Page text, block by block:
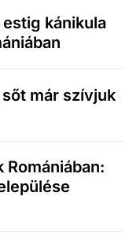
kánikula
már szívjuk